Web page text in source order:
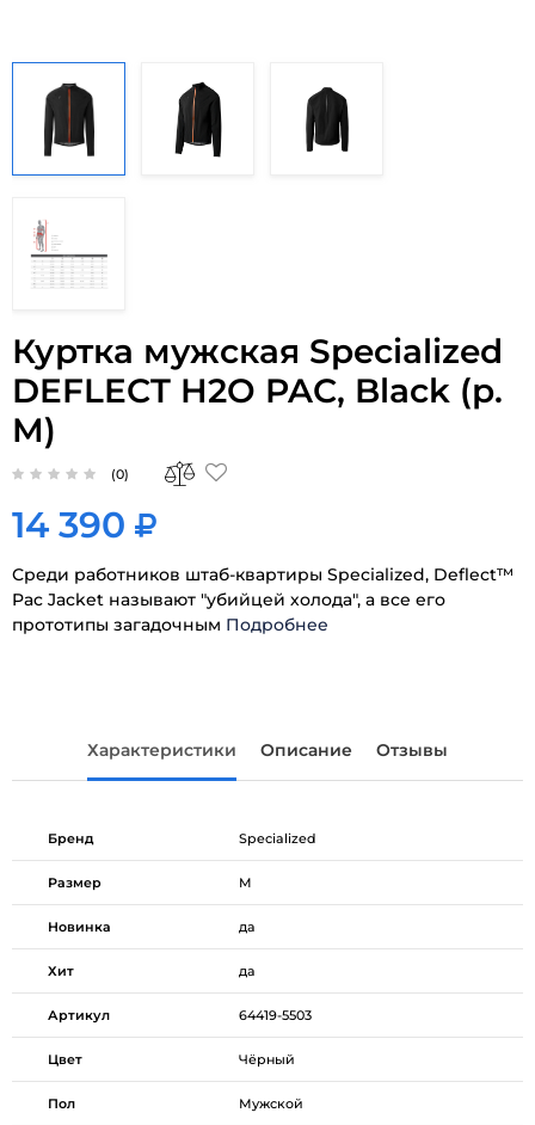
Куртка мужская Specialized
DEFLECT H2O PAC, Black (р.
M)
(0)
14 390
Среди работников штаб-квартиры Specialized, Deflect™
Pac Jacket называют "убийцей холода", а все его
прототипы загадочным Подробнее
Характеристики Описание Отзывы
Бренд Specialized
Размер M
Новинка да
Хит да
Артикул 64419-5503
Цвет Чёрный
Пол Мужской